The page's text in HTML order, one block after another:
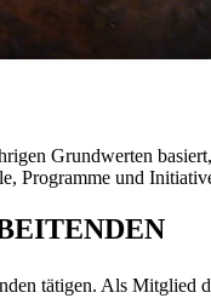
Grundwerten
Programme und
tätigen. Als Mitglied